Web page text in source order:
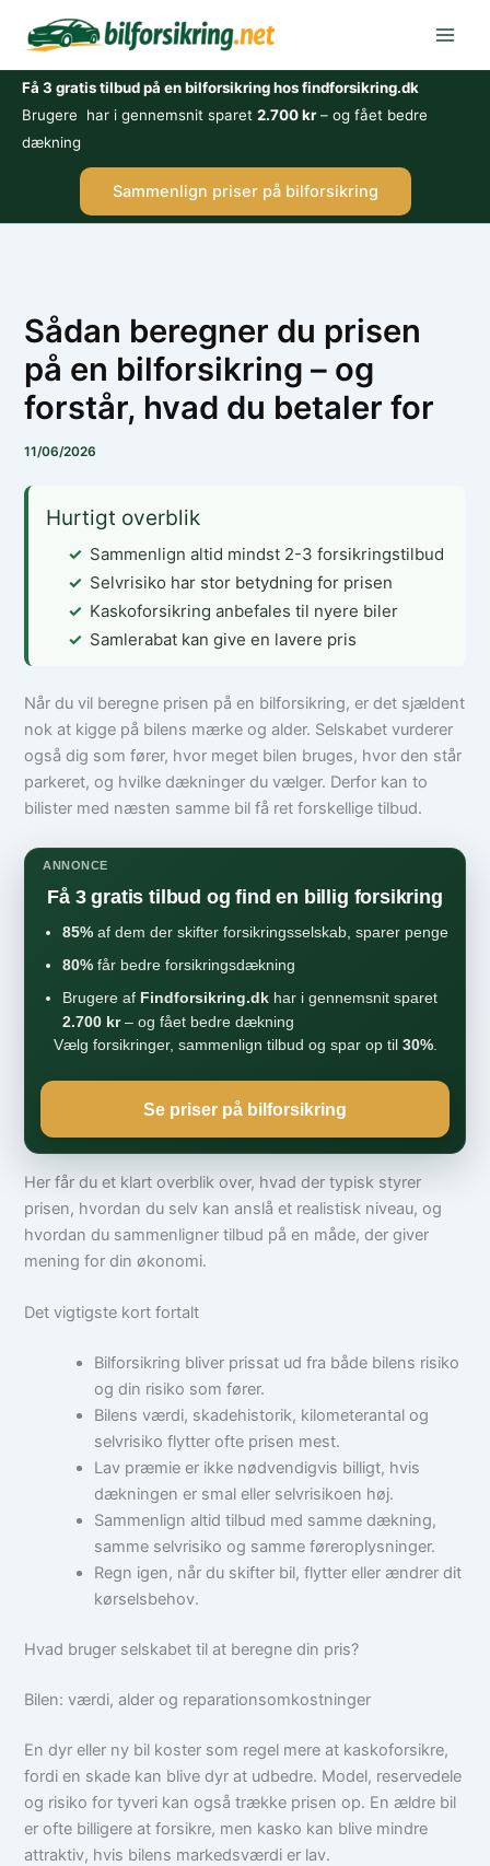
Få 3 gratis tilbud på en bilforsikring hos findforsikring.dk
Brugere har i gennemsnit sparet 2.700 kr– og fået bedre
dækning
Sammenlign priser på bilforsikring
Sådan beregner du prisen
på en bilforsikring – og
forstår, hvad du betaler for
11/06/2026
Hurtigt overblik
Sammenlign altid mindst 2-3 forsikringstilbud
Selvrisiko har stor betydning for prisen
Kaskoforsikring anbefales til nyere biler
Samlerabat kan give en lavere pris
Når du vil beregne prisen på en bilforsikring, er det sjældent
nok at kigge på bilens mærke og alder. Selskabet vurderer
også dig som fører, hvor meget bilen bruges, hvor den står
parkeret, og hvilke dækninger du vælger. Derfor kan to
bilister med næsten samme bil få ret forskellige tilbud.
ANNONCE
Få 3 gratis tilbud og find en billig forsikring
85% af dem der skifter forsikringsselskab, sparer penge
80% får bedre forsikringsdækning
Brugere af Findforsikring.dk har i gennemsnit sparet
2.700 kr– og fået bedre dækning
Vælg forsikringer, sammenlign tilbud og spar op til 30%.
Se priser på bilforsikring
Her får du et klart overblik over, hvad der typisk styrer
prisen, hvordan du selv kan anslå et realistisk niveau, og
hvordan du sammenligner tilbud på en måde, der giver
mening for din økonomi.
Det vigtigste kort fortalt
Bilforsikring bliver prissat ud fra både bilens risiko
og din risiko som fører.
Bilens værdi, skadehistorik, kilometerantal og
selvrisiko flytter ofte prisen mest.
Lav præmie er ikke nødvendigvis billigt, hvis
dækningen er smal eller selvrisikoen høj.
Sammenlign altid tilbud med samme dækning,
samme selvrisiko og samme føreroplysninger.
Regn igen, når du skifter bil, flytter eller ændrer dit
kørselsbehov.
Hvad bruger selskabet til at beregne din pris?
Bilen: værdi, alder og reparationsomkostninger
En dyr eller ny bil koster som regel mere at kaskoforsikre,
fordi en skade kan blive dyr at udbedre. Model, reservedele
og risiko for tyveri kan også trække prisen op. En ældre bil
er ofte billigere at forsikre, men kasko kan blive mindre
attraktiv, hvis bilens markedsværdi er lav.